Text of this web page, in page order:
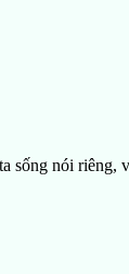
nói riêng,